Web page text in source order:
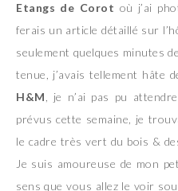
Etangs de Corot où j’ai
ferais un article détaillé sur
seulement quelques minutes
tenue, j’avais tellement hâte
H&M , je n’ai pas pu
prévus cette semaine, je
le cadre très vert du bois &
Je suis amoureuse de mon
sens que vous allez le voir